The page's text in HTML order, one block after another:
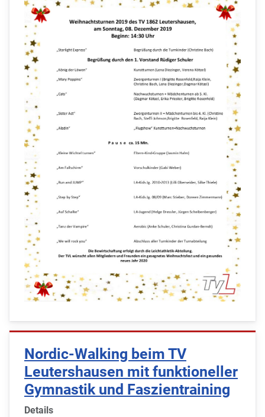
Nordic-Walking beim TV
Leutershausen mit funktioneller
Gymnastik und Faszientraining
Details